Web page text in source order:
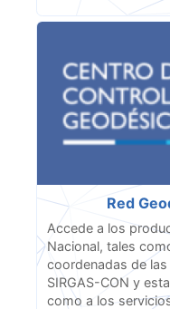
Red
Accede a los
Nacional, tales
coordenadas de
SIRGAS-CON y
como a los